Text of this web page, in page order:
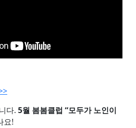
다. 5월 봄봄클럽 “모두가 노인이
요!